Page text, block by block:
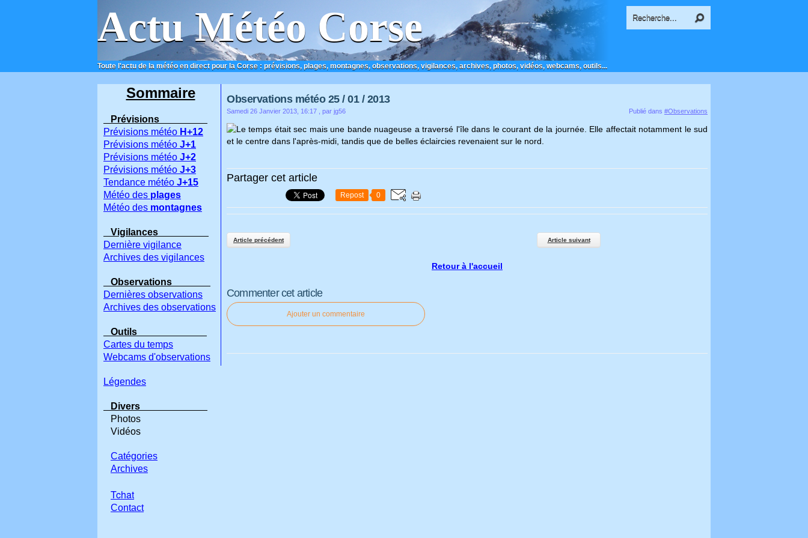
Actu Météo Corse
Toute l'actu de la météo en direct pour la Corse : prévisions, plages, montagnes, observations, vigilances, archives, photos, vidéos, webcams, outils...
ACCUEIL CONTACT
Observations météo 25 / 01 / 2013
Samedi 26 Janvier 2013, 16:17 , par jg56 Publié dans #Observations
Le temps était sec mais une bande nuageuse a traversé l'île dans le courant de la journée. Elle affectait notamment le sud
et le centre dans l'après-midi, tandis que de belles éclaircies revenaient sur le nord.
Partager cet article
Repost 0
Article précédent Article suivant
Retour à l'accueil
Commenter cet article
Ajouter un commentaire
Sommaire
Prévisions
Prévisions météo H+12
Prévisions météo J+1
Prévisions météo J+2
Prévisions météo J+3
Tendance météo J+15
Météo des plages
Météo des montagnes
Vigilances
Dernière vigilance
Archives des vigilances
Observations
Dernières observations
Archives des observations
Outils
Cartes du temps
Webcams d'observations
Légendes
Divers
Photos
Vidéos
Catégories
Archives
Tchat
Contact